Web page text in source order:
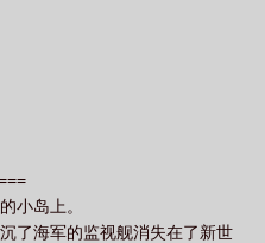
小岛上。
了海军的监视舰消失在了新世